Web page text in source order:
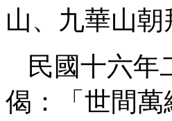
山、九華山
民國十六年
偈：「世間